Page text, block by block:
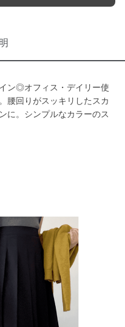
ン◎オフィス・デイリー使
腰回りがスッキリしたスカ
に。シンプルなカラーのス